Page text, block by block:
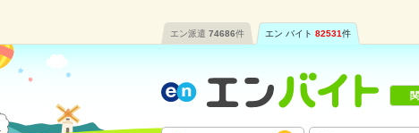
エン派遣 74686件 エン バイト 82531件